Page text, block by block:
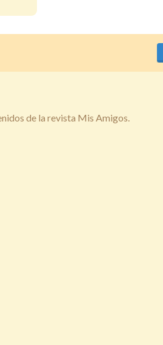
de la revista Mis Amigos.